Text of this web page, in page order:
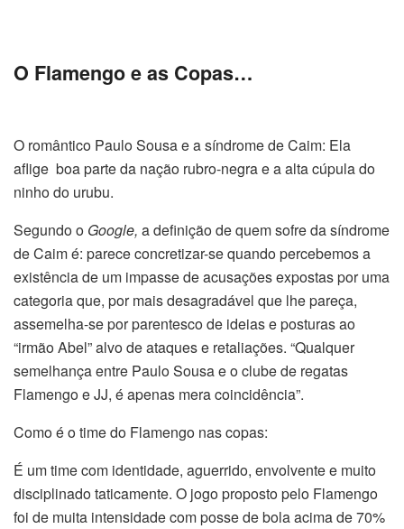
O Flamengo e as Copas…
O romântico Paulo Sousa e a síndrome de Caim: Ela
aflige boa parte da nação rubro-negra e a alta cúpula do
ninho do urubu.
Segundo o Google, a definição de quem sofre da síndrome
de Caim é: parece concretizar-se quando percebemos a
existência de um impasse de acusações expostas por uma
categoria que, por mais desagradável que lhe pareça,
assemelha-se por parentesco de ideias e posturas ao
“irmão Abel” alvo de ataques e retaliações. “Qualquer
semelhança entre Paulo Sousa e o clube de regatas
Flamengo e JJ, é apenas mera coincidência”.
Como é o time do Flamengo nas copas:
É um time com identidade, aguerrido, envolvente e muito
disciplinado taticamente. O jogo proposto pelo Flamengo
foi de muita intensidade com posse de bola acima de 70%